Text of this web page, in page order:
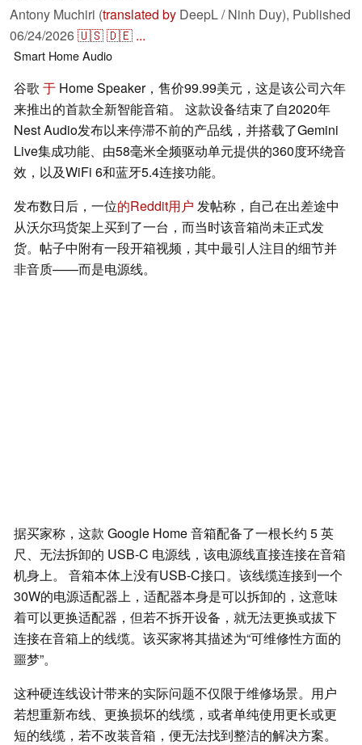
Antony Muchiri (translated by DeepL / Ninh Duy), Published
06/24/2026🇺🇸🇩🇪 ...
Smart HomeAudio
谷歌 于 Home Speaker，售价99.99美元，这是该公司六年
来推出的首款全新智能音箱。 这款设备结束了自2020年
Nest Audio发布以来停滞不前的产品线，并搭载了Gemini
Live集成功能、由58毫米全频驱动单元提供的360度环绕音
效，以及WiFi 6和蓝牙5.4连接功能。
发布数日后，一位的Reddit用户 发帖称，自己在出差途中
从沃尔玛货架上买到了一台，而当时该音箱尚未正式发
货。帖子中附有一段开箱视频，其中最引人注目的细节并
非音质——而是电源线。
据买家称，这款 Google Home 音箱配备了一根长约 5 英
尺、无法拆卸的 USB-C 电源线，该电源线直接连接在音箱
机身上。 音箱本体上没有USB-C接口。该线缆连接到一个
30W的电源适配器上，适配器本身是可以拆卸的，这意味
着可以更换适配器，但若不拆开设备，就无法更换或拔下
连接在音箱上的线缆。该买家将其描述为“可维修性方面的
噩梦”。
这种硬连线设计带来的实际问题不仅限于维修场景。用户
若想重新布线、更换损坏的线缆，或者单纯使用更长或更
短的线缆，若不改装音箱，便无法找到整洁的解决方案。